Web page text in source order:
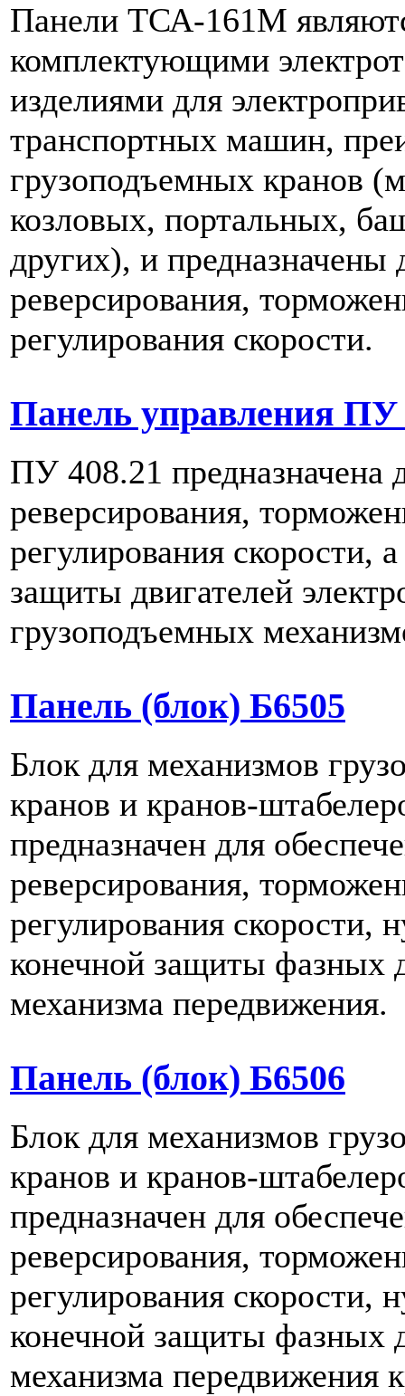
Панели ТСА-161М
комплектующими
изделиями для
транспортных машин,
грузоподъемных кранов
козловых, портальных,
других), и предназначены
реверсирования,
регулирования скорости.
Панель управления ПУ
ПУ 408.21 предназначена
реверсирования,
регулирования скорости,
защиты двигателей
грузоподъемных
Панель (блок) Б6505
Блок для механизмов
кранов и кранов-
предназначен для
реверсирования,
регулирования скорости,
конечной защиты фазных
механизма передвижения.
Панель (блок) Б6506
Блок для механизмов
кранов и кранов-
предназначен для
реверсирования,
регулирования скорости,
конечной защиты фазных
механизма передвижения